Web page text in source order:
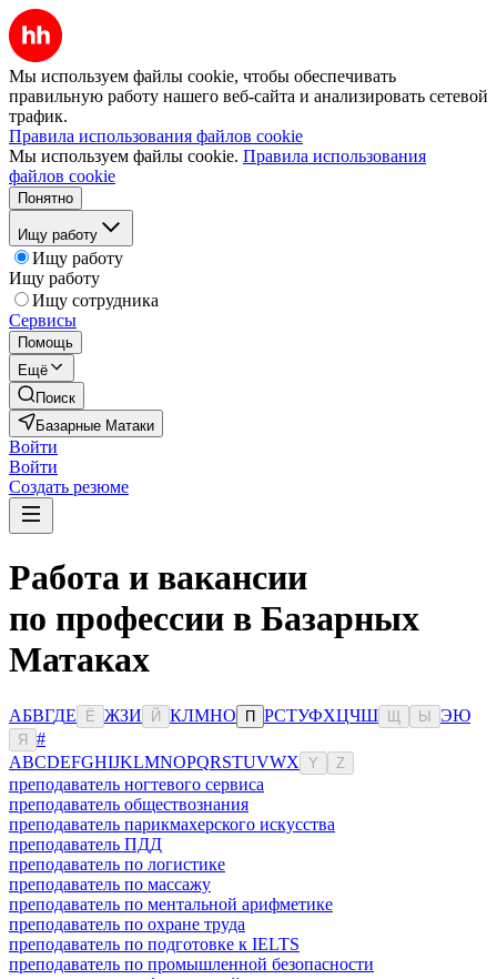
Мы используем файлы cookie, чтобы обеспечивать
правильную работу нашего веб-сайта и анализировать сетевой
трафик.
Правила использования файлов cookie
Мы используем файлы cookie. Правила использования
файлов cookie
Понятно
Ищу работу
Ищу работу
Ищу работу
Ищу сотрудника
Сервисы
Помощь
Ещё
Поиск
Базарные Матаки
Войти
Войти
Создать резюме
Работа и вакансии
по профессии в Базарных
Матаках
АБВГДЕ Ё ЖЗИ Й КЛМНО П РСТУФХЦЧШ Ы ЭЮ
Я
#
ABCDEFGHIJKLMNOPQRSTUVWX Y Z
преподаватель ногтевого сервиса
преподаватель обществознания
преподаватель парикмахерского искусства
преподаватель ПДД
преподаватель по логистике
преподаватель по массажу
преподаватель по ментальной арифметике
преподаватель по охране труда
преподаватель по подготовке к IELTS
преподаватель по промышленной безопасности